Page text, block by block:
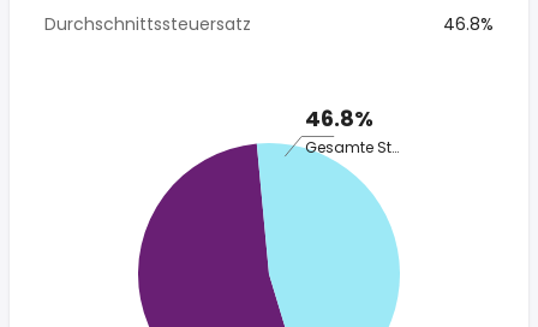
Durchschnittssteuersatz
46.8%
46.8%
Gesamte Steuer